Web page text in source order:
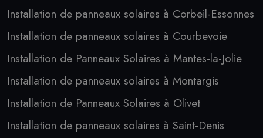
Installation de panneaux solaires à Corbeil-Essonnes
Installation de panneaux solaires à Courbevoie
Installation de Panneaux Solaires à Mantes-la-Jolie
Installation de panneaux solaires à Montargis
Installation de Panneaux Solaires à Olivet
Installation de panneaux solaires à Saint-Denis